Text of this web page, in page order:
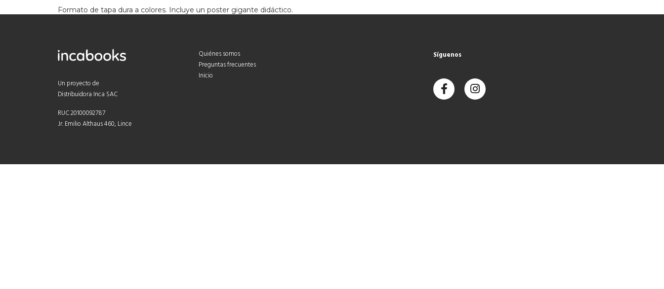
Formato de tapa dura a colores. Incluye un poster gigante didáctico.
Un proyecto de
Distribuidora Inca SAC
RUC 20100092787
Jr. Emilio Althaus 460, Lince
Quiénes somos
Preguntas frecuentes
Inicio
Síguenos